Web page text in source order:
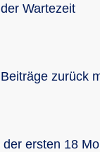
Wartezeit
zurück
ersten 18